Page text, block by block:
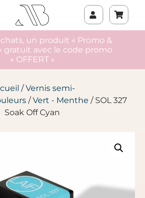
un produit « Promo &
gratuit avec le code promo
« OFFERT »
/Vernis semi-
/Vert - Menthe / SOL 327
Soak Off Cyan